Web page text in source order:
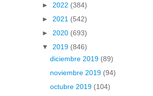
► 2022 (384)
► 2021 (542)
► 2020 (693)
▼ 2019 (846)
diciembre 2019 (89)
noviembre 2019 (94)
octubre 2019 (104)